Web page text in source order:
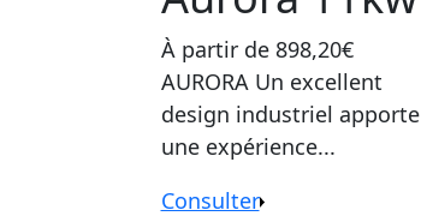
À partir de 898,20€
AURORA Un excellent
design industriel apporte
une expérience...
Consulter